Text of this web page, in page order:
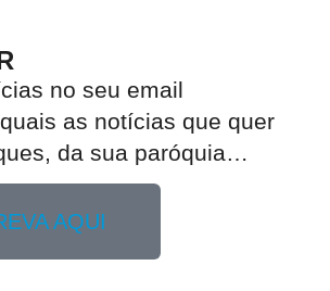
no seu email​
as notícias que quer
da sua paróquia…
AQUI